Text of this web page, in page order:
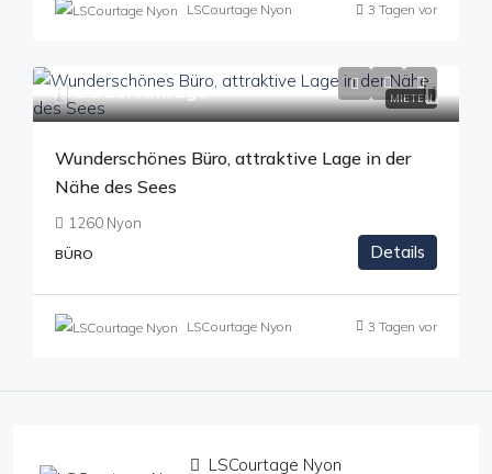
LSCourtage Nyon 3 Tagen vor
MIETEN
Preis auf Anfrage
Wunderschönes Büro, attraktive Lage in der
Nähe des Sees
1260 Nyon
BÜRO Details
LSCourtage Nyon 3 Tagen vor
LSCourtage Nyon